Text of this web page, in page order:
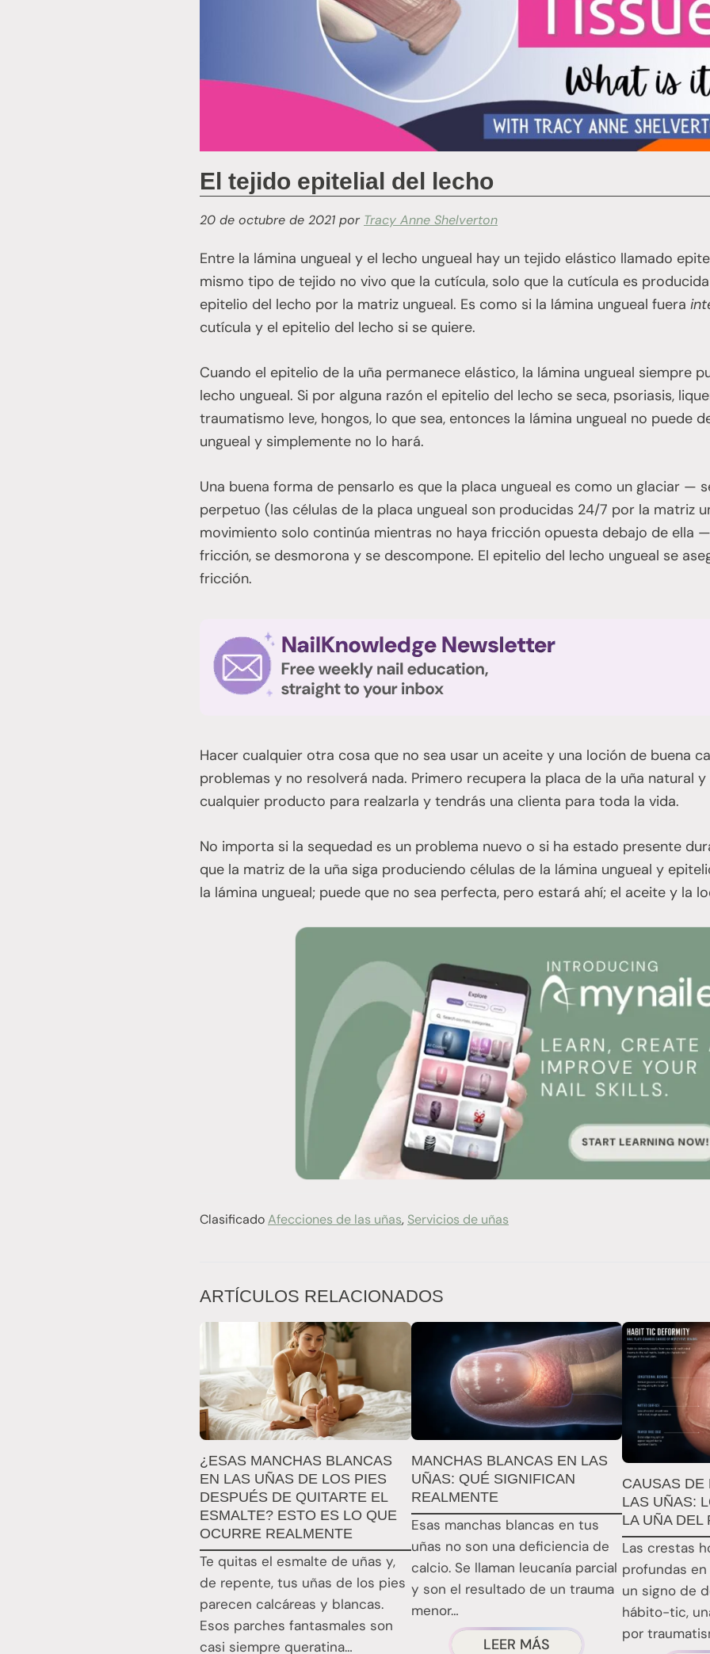
El tejido epitelial del lecho
20 de octubre de 2021 por Tracy Anne Shelverton
Entre la lámina ungueal y el lecho ungueal hay un tejido elástico llamado
mismo tipo de tejido no vivo que la cutícula, solo que la cutícula es
epitelio del lecho por la matriz ungueal. Es como si la lámina ungueal fuera
cutícula y el epitelio del lecho si se quiere.
Cuando el epitelio de la uña permanece elástico, la lámina ungueal siempre
lecho ungueal. Si por alguna razón el epitelio del lecho se seca, psoriasis,
traumatismo leve, hongos, lo que sea, entonces la lámina ungueal no puede
ungueal y simplemente no lo hará.
Una buena forma de pensarlo es que la placa ungueal es como un glaciar —
perpetuo (las células de la placa ungueal son producidas 24/7 por la matriz
movimiento solo continúa mientras no haya fricción opuesta debajo de ella
fricción, se desmorona y se descompone. El epitelio del lecho ungueal se
fricción.
Hacer cualquier otra cosa que no sea usar un aceite y una loción de buena
problemas y no resolverá nada. Primero recupera la placa de la uña natural
cualquier producto para realzarla y tendrás una clienta para toda la vida.
No importa si la sequedad es un problema nuevo o si ha estado presente
que la matriz de la uña siga produciendo células de la lámina ungueal y
la lámina ungueal; puede que no sea perfecta, pero estará ahí; el aceite y la
ClasificadoAfecciones de las uñas, Servicios de uñas
ARTÍCULOS RELACIONADOS
¿ESAS MANCHAS BLANCAS
EN LAS UÑAS DE LOS PIES
DESPUÉS DE QUITARTE EL
ESMALTE? ESTO ES LO QUE
OCURRE REALMENTE
Te quitas el esmalte de uñas y,
de repente, tus uñas de los pies
parecen calcáreas y blancas.
Esos parches fantasmales son
casi siempre queratina…
MANCHAS BLANCAS EN LAS
UÑAS: QUÉ SIGNIFICAN
REALMENTE
Esas manchas blancas en tus
uñas no son una deficiencia de
calcio. Se llaman leucanía parcial
y son el resultado de un trauma
menor…
LEER MÁSACERCA
CAUSAS DE
LAS UÑAS:
LA UÑA DEL
Las crestas
profundas
un signo de
hábito-tic,
por